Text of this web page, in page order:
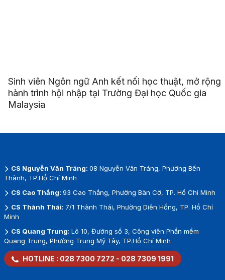
Sinh viên Ngôn ngữ Anh kết nối học thuật, mở rộng
hành trình hội nhập tại Trường Đại học Quốc gia
Malaysia
CS Nguyễn Văn Tráng: 08 Nguyễn Văn Tráng, Phường Bến
Thành, TP.Hồ Chí Minh
CS Cao Thắng: 93 Cao Thắng, Phường Bàn Cờ, TP. Hồ Chí Minh
CS Thành Thái: 7/1 Thành Thái, Phường Diên Hồng, TP. Hồ Chí
Minh
CS Quang Trung: Lô 10, Đường số 3, Công viên Phần mềm
Quang Trung, Phường Trung Mỹ Tây, TP.Hồ Chí Minh
HOTLINE : 028 7300 7272 - 028 7309 1991